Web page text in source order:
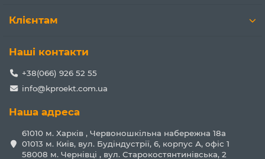
Клієнтам
Наші контакти
+38(066) 926 52 55
info@kproekt.com.ua
Наша адреса
61010 м. Харків , Червоношкільна набережна 18а
01013 м. Київ, вул. Будіндустрії, 6, корпус А, офіс 1
58008 м. Чернівці , вул. Старокостянтинівська, 2